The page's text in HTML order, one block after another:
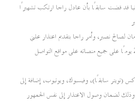
قد قضت سابقًا بأن عادل راجا ارتكب تشهيرًا
لصالح نصير، وأمر راجا بتقديم اعتذار علني
ونشره بشكل واضح لمدة 28 يومًا على جميع منصاته على مواقع التواصل
(تويتر سابقًا)، وفيسبوك، ويوتيوب، إضافة إلى
لضمان وصول الاعتذار إلى نفس الجمهور